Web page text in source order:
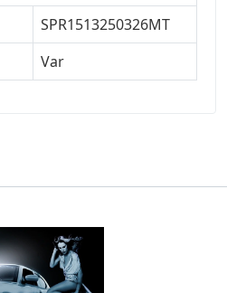
SPR1513250326MT
Var